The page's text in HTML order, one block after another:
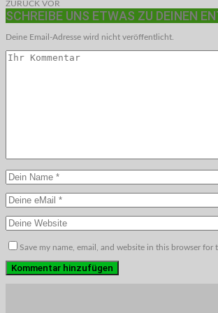
ZURÜCK VOR
SCHREIBE UNS ETWAS ZU DEINEN
Deine Email-Adresse wird nicht veröffentlicht.
Save my name, email, and website in this browser for